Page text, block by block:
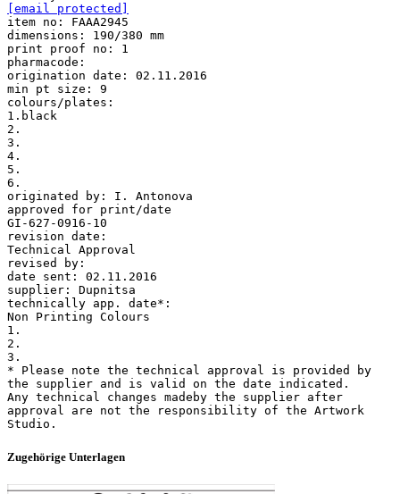
[email protected]
item no: FAAA2945
dimensions: 190/380 mm
print proof no: 1
pharmacode:
origination date: 02.11.2016
min pt size: 9
colours/plates:
1.black
2.
3.
4.
5.
6.
originated by: I. Antonova
approved for print/date
GI-627-0916-10
revision date:
Technical Approval
revised by:
date sent: 02.11.2016
supplier: Dupnitsa
technically app. date*:
Non Printing Colours
1.
2.
3.
* Please note the technical approval is provided by
the supplier and is valid on the date indicated.
Any technical changes madeby the supplier after
approval are not the responsibility of the Artwork
Zugehörige Unterlagen